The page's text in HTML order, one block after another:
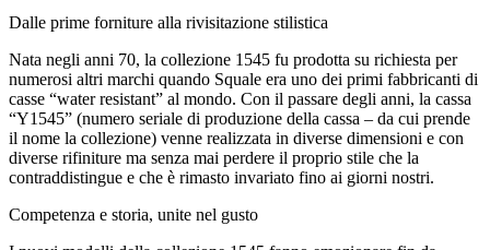
Dalle prime forniture alla rivisitazione stilistica
Nata negli anni 70, la collezione 1545 fu prodotta su richiesta per
numerosi altri marchi quando Squale era uno dei primi fabbricanti di
casse “water resistant” al mondo. Con il passare degli anni, la cassa
“Y1545” (numero seriale di produzione della cassa – da cui prende
il nome la collezione) venne realizzata in diverse dimensioni e con
diverse rifiniture ma senza mai perdere il proprio stile che la
contraddistingue e che è rimasto invariato fino ai giorni nostri.
Competenza e storia, unite nel gusto